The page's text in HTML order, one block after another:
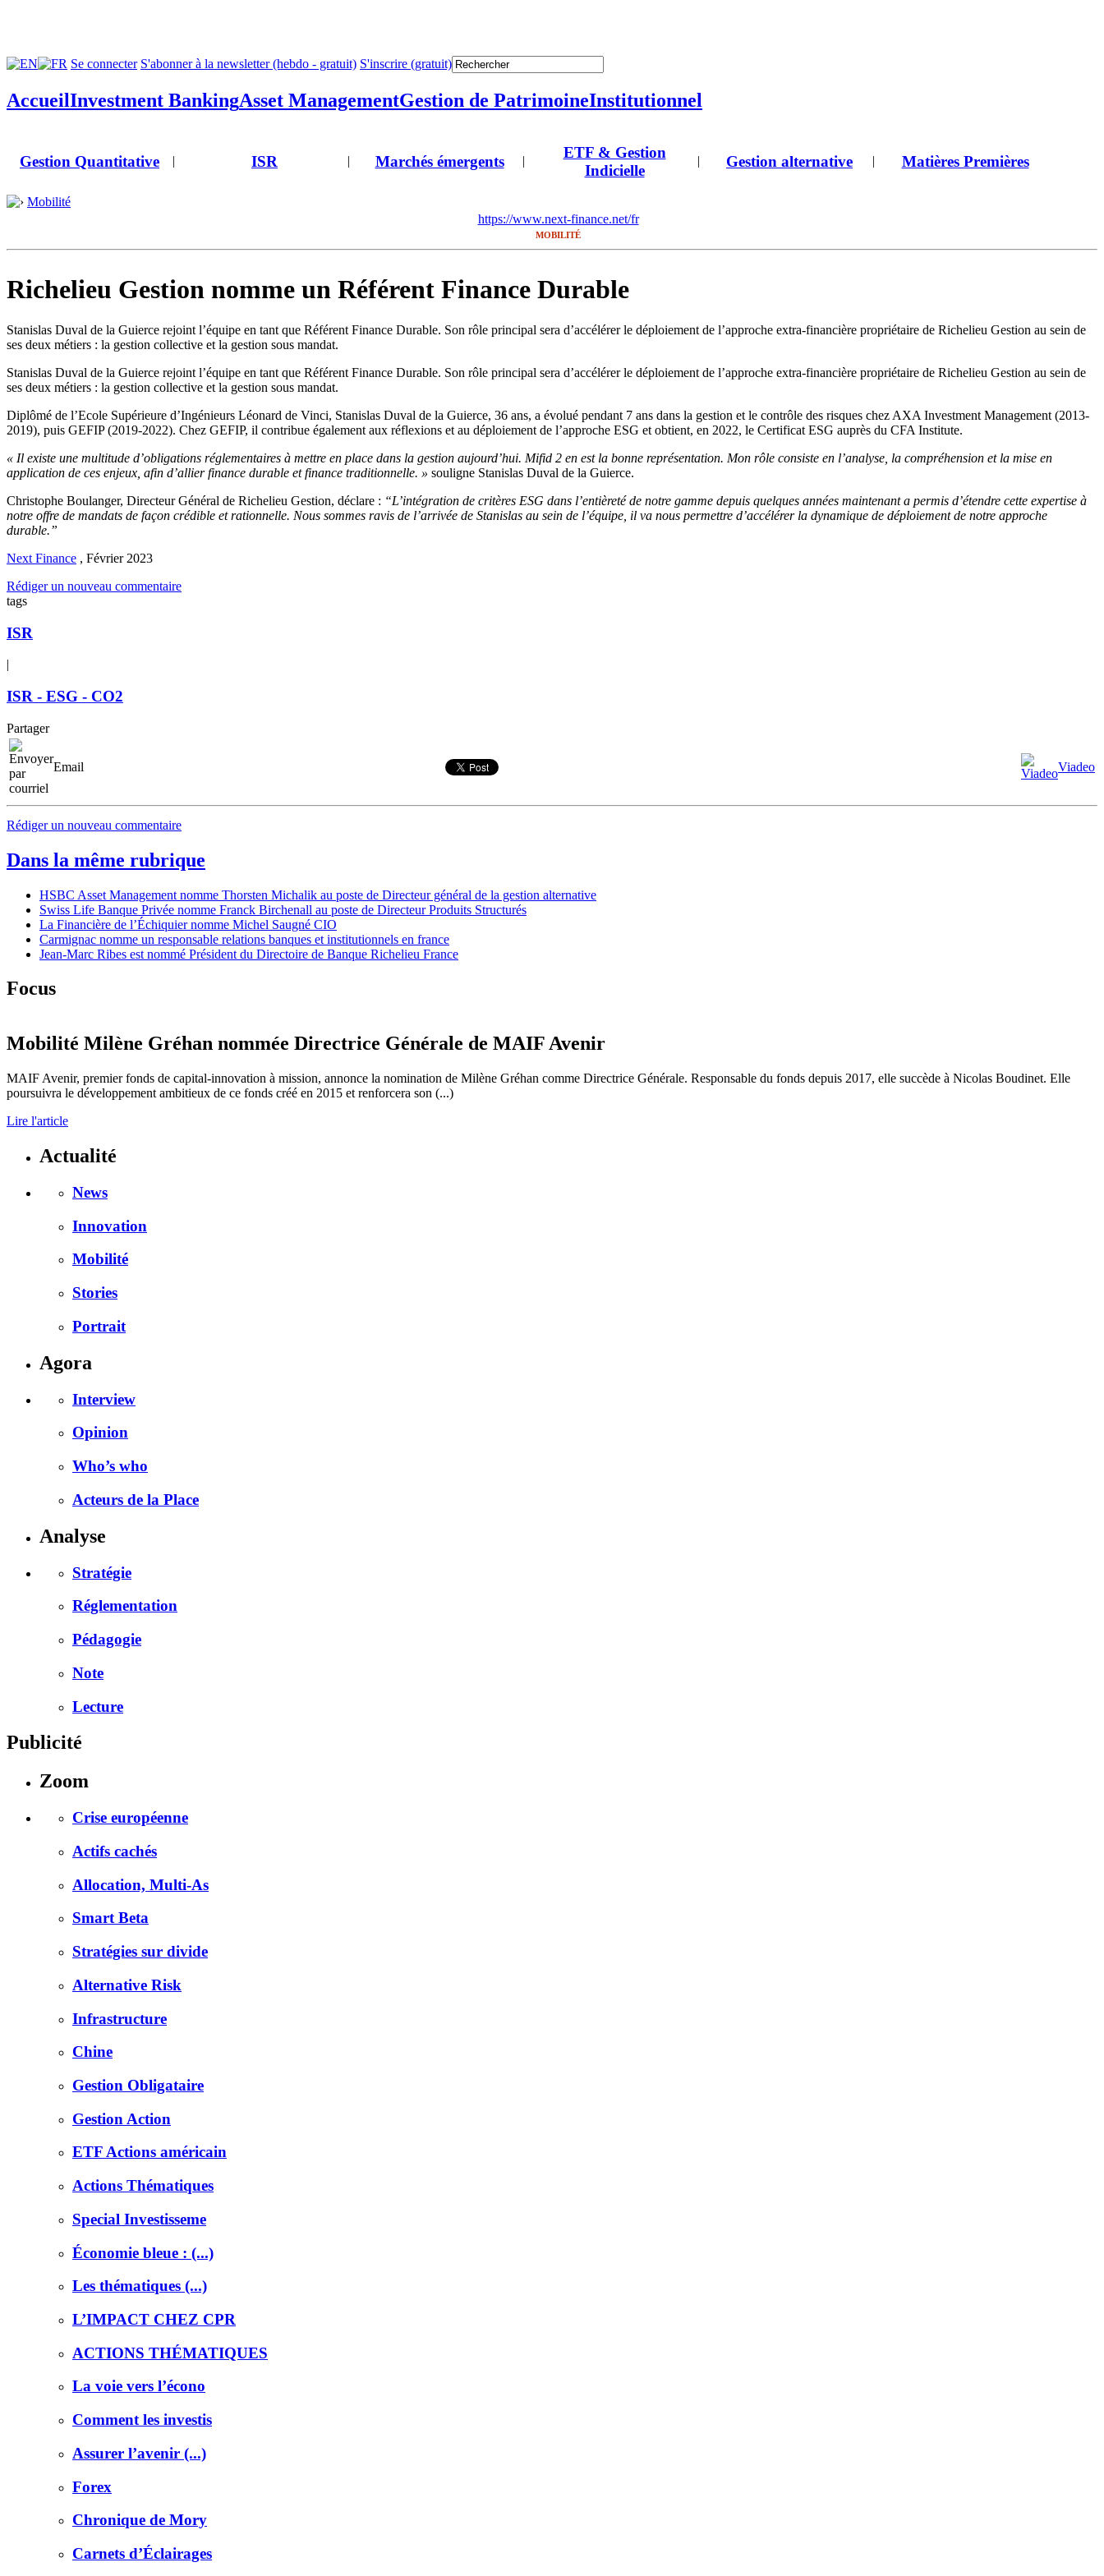
Se connecter S'abonner à la newsletter (hebdo - gratuit) S'inscrire (gratuit)
AccueilInvestment BankingAsset ManagementGestion de PatrimoineInstitutionnel
Gestion Quantitative | ISR | Marchés émergents |
ETF & Gestion
Indicielle
| Gestion alternative | Matières Premières
Mobilité
https://www.next-finance.net/fr
MOBILITÉ
Richelieu Gestion nomme un Référent Finance Durable
Stanislas Duval de la Guierce rejoint l’équipe en tant que Référent Finance Durable. Son rôle principal sera d’accélérer le déploiement de l’approche extra-financière propriétaire de Richelieu Gestion au sein de
ses deux métiers : la gestion collective et la gestion sous mandat.
Stanislas Duval de la Guierce rejoint l’équipe en tant que Référent Finance Durable. Son rôle principal sera d’accélérer le déploiement de l’approche extra-financière propriétaire de Richelieu Gestion au sein de
ses deux métiers : la gestion collective et la gestion sous mandat.
Diplômé de l’Ecole Supérieure d’Ingénieurs Léonard de Vinci, Stanislas Duval de la Guierce, 36 ans, a évolué pendant 7 ans dans la gestion et le contrôle des risques chez AXA Investment Management (2013-
2019), puis GEFIP (2019-2022). Chez GEFIP, il contribue également aux réflexions et au déploiement de l’approche ESG et obtient, en 2022, le Certificat ESG auprès du CFA Institute.
« Il existe une multitude d’obligations réglementaires à mettre en place dans la gestion aujourd’hui. Mifid 2 en est la bonne représentation. Mon rôle consiste en l’analyse, la compréhension et la mise en
application de ces enjeux, afin d’allier finance durable et finance traditionnelle. » souligne Stanislas Duval de la Guierce.
Christophe Boulanger, Directeur Général de Richelieu Gestion, déclare : “L’intégration de critères ESG dans l’entièreté de notre gamme depuis quelques années maintenant a permis d’étendre cette expertise à
notre offre de mandats de façon crédible et rationnelle. Nous sommes ravis de l’arrivée de Stanislas au sein de l’équipe, il va nous permettre d’accélérer la dynamique de déploiement de notre approche
durable.”
Next Finance , Février 2023
Rédiger un nouveau commentaire
tags
ISR
|
ISR - ESG - CO2
Partager
Email Viadeo
Rédiger un nouveau commentaire
Dans la même rubrique
HSBC Asset Management nomme Thorsten Michalik au poste de Directeur général de la gestion alternative
Swiss Life Banque Privée nomme Franck Birchenall au poste de Directeur Produits Structurés
La Financière de l’Échiquier nomme Michel Saugné CIO
Carmignac nomme un responsable relations banques et institutionnels en france
Jean-Marc Ribes est nommé Président du Directoire de Banque Richelieu France
Focus
Mobilité Milène Gréhan nommée Directrice Générale de MAIF Avenir
MAIF Avenir, premier fonds de capital-innovation à mission, annonce la nomination de Milène Gréhan comme Directrice Générale. Responsable du fonds depuis 2017, elle succède à Nicolas Boudinet. Elle
poursuivra le développement ambitieux de ce fonds créé en 2015 et renforcera son (...)
Lire l'article
Actualité
News
Innovation
Mobilité
Stories
Portrait
Agora
Interview
Opinion
Who’s who
Acteurs de la Place
Analyse
Stratégie
Réglementation
Pédagogie
Note
Lecture
Publicité
Zoom
Crise européenne
Actifs cachés
Allocation, Multi-As
Smart Beta
Stratégies sur divide
Alternative Risk
Infrastructure
Chine
Gestion Obligataire
Gestion Action
ETF Actions américain
Actions Thématiques
Special Investisseme
Économie bleue : (...)
Les thématiques (...)
L’IMPACT CHEZ CPR
ACTIONS THÉMATIQUES
La voie vers l’écono
Comment les investis
Assurer l’avenir (...)
Forex
Chronique de Mory
Carnets d’Éclairages